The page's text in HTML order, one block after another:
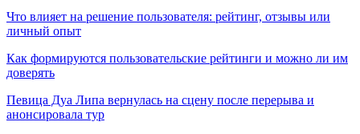
Что влияет на решение пользователя: рейтинг, отзывы или
личный опыт
Как формируются пользовательские рейтинги и можно ли им
доверять
Певица Дуа Липа вернулась на сцену после перерыва и
анонсировала тур